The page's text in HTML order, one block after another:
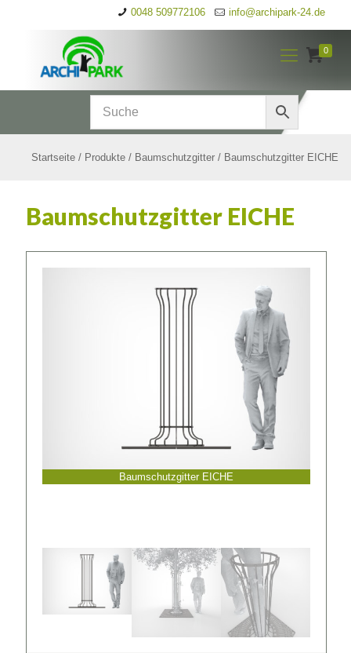
0048 509772106 info@archipark-24.de
0
Startseite / Produkte / Baumschutzgitter / Baumschutzgitter EICHE
Baumschutzgitter EICHE
Baumschutzgitter EICHE